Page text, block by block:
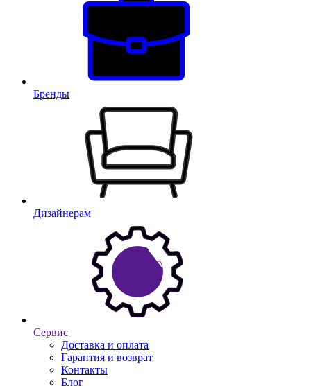
Бренды
Дизайнерам
Сервис
Доставка и оплата
Гарантия и возврат
Контакты
Блог